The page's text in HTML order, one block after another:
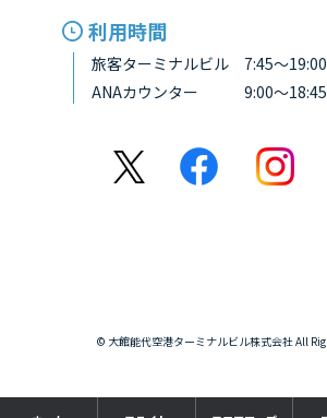
利用時間
旅客ターミナルビル 7:45～19:00
ANAカウンター 9:00～18:45
© 大館能代空港ターミナルビル株式会社 All